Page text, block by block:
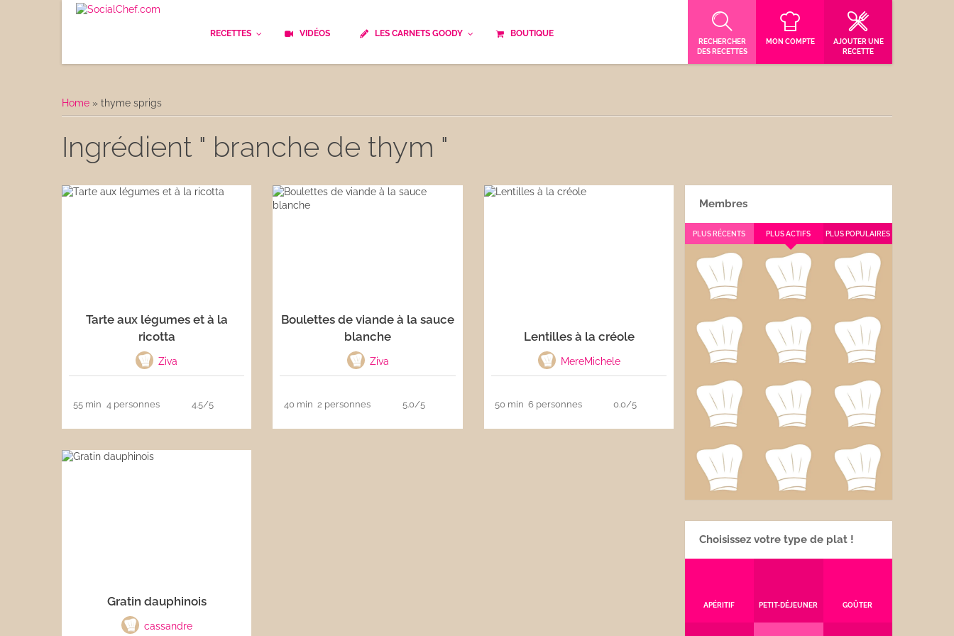
RECETTES
Le Pain
Apéritifs
Déjeuner
Boissons
Cuisine française traditionnelle
Enfants Robots multifonctions
VIDÉOS LES CARNETS GOODY
Spécialité culinaire
Les astuces Goody
BOUTIQUE
RECHERCHER
DES RECETTES
MON COMPTE
AJOUTER UNE
RECETTE
Home » thyme sprigs
Ingrédient " branche de thym "
Tarte aux légumes et à la
ricotta
Ziva
55 min 4 personnes 4.5/5
Boulettes de viande à la sauce
blanche
Ziva
40 min 2 personnes 5.0/5
Lentilles à la créole
MereMichele
50 min 6 personnes 0.0/5
Gratin dauphinois
cassandre
Membres
PLUS RÉCENTS PLUS ACTIFS PLUS POPULAIRES
Choisissez votre type de plat !
APÉRITIF PETIT-DÉJEUNER GOÛTER